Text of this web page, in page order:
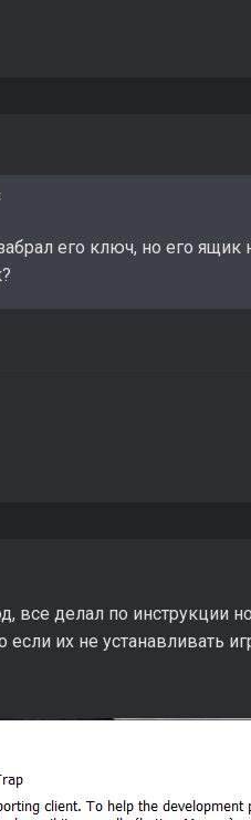
его ключ, но его ящик
все делал по инструкции
их не устанавливать